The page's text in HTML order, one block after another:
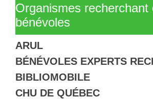
Organismes recherchant
bénévoles
ARUL
BÉNÉVOLES EXPERTS
BIBLIOMOBILE
CHU DE QUÉBEC